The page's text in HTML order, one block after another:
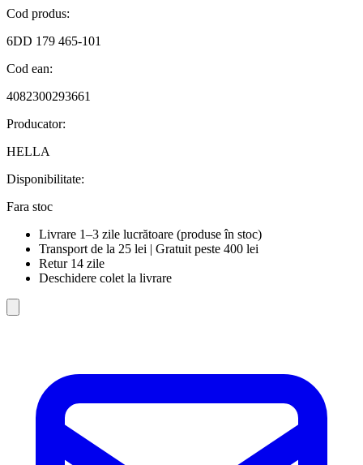
Cod produs:
6DD 179 465-101
Cod ean:
4082300293661
Producator:
HELLA
Disponibilitate:
Fara stoc
Livrare 1–3 zile lucrătoare (produse în stoc)
Transport de la 25 lei | Gratuit peste 400 lei
Retur 14 zile
Deschidere colet la livrare